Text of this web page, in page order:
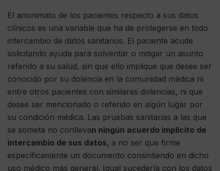
El anonimato de los pacientes respecto a sus datos
clínicos es una variable que ha de protegerse en todo
intercambio de datos sanitarios. El paciente acude
solicitando ayuda para solventar o mitigar un asunto
referido a su salud, sin que ello implique que desee ser
conocido por su dolencia en la comunidad médica ni
entre otros pacientes con similares dolencias, ni que
desee ser mencionado o referido en algún lugar por
su condición médica. Las pruebas sanitarias a las que
se someta no conllevan ningún acuerdo implícito de
intercambio de sus datos, a no ser que firme
específicamente un documento consintiendo en dicho
uso médico más general. Igual sucedería con los datos